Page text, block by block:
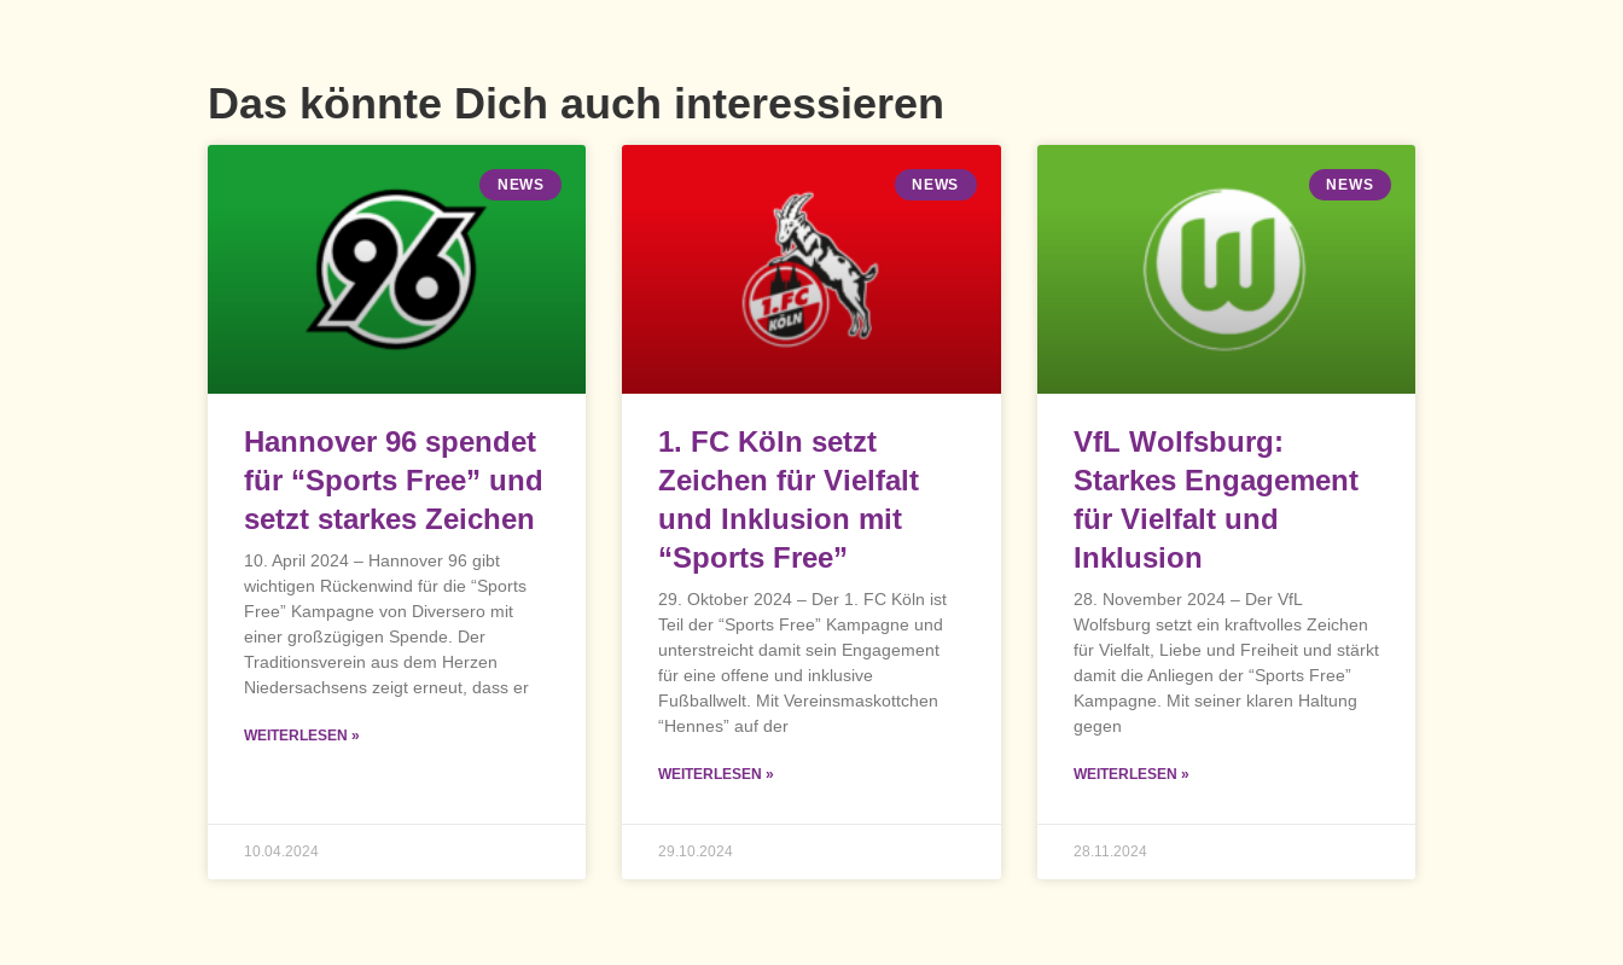
Das könnte Dich auch interessieren
NEWS
Hannover 96 spendet
für “Sports Free” und
setzt starkes Zeichen
10. April 2024 – Hannover 96 gibt
wichtigen Rückenwind für die “Sports
Free” Kampagne von Diversero mit
einer großzügigen Spende. Der
Traditionsverein aus dem Herzen
Niedersachsens zeigt erneut, dass er
WEITERLESEN »
10.04.2024
NEWS
1. FC Köln setzt
Zeichen für Vielfalt
und Inklusion mit
“Sports Free”
29. Oktober 2024 – Der 1. FC Köln ist
Teil der “Sports Free” Kampagne und
unterstreicht damit sein Engagement
für eine offene und inklusive
Fußballwelt. Mit Vereinsmaskottchen
“Hennes” auf der
WEITERLESEN »
29.10.2024
NEWS
VfL Wolfsburg:
Starkes Engagement
für Vielfalt und
Inklusion
28. November 2024 – Der VfL
Wolfsburg setzt ein kraftvolles Zeichen
für Vielfalt, Liebe und Freiheit und stärkt
damit die Anliegen der “Sports Free”
Kampagne. Mit seiner klaren Haltung
gegen
WEITERLESEN »
28.11.2024